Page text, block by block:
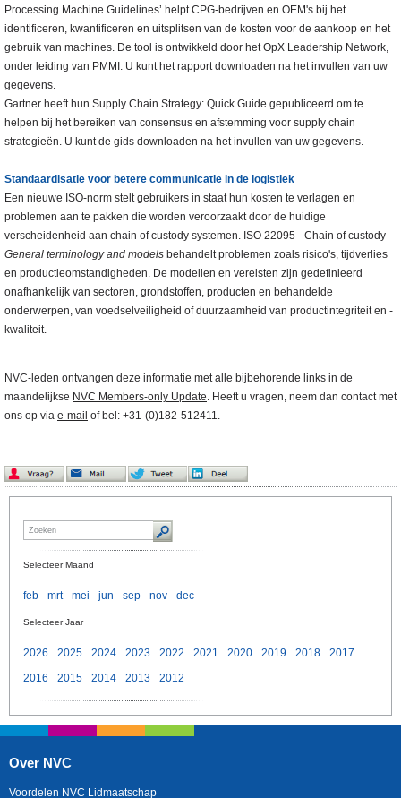
Processing Machine Guidelines’ helpt CPG-bedrijven en OEM's bij het
identificeren, kwantificeren en uitsplitsen van de kosten voor de aankoop en het
gebruik van machines. De tool is ontwikkeld door het OpX Leadership Network,
onder leiding van PMMI. U kunt het rapport downloaden na het invullen van uw
gegevens.
Gartner heeft hun Supply Chain Strategy: Quick Guide gepubliceerd om te
helpen bij het bereiken van consensus en afstemming voor supply chain
strategieën. U kunt de gids downloaden na het invullen van uw gegevens.
Standaardisatie voor betere communicatie in de logistiek
Een nieuwe ISO-norm stelt gebruikers in staat hun kosten te verlagen en
problemen aan te pakken die worden veroorzaakt door de huidige
verscheidenheid aan chain of custody systemen. ISO 22095 - Chain of custody -
General terminology and models behandelt problemen zoals risico's, tijdverlies
en productieomstandigheden. De modellen en vereisten zijn gedefinieerd
onafhankelijk van sectoren, grondstoffen, producten en behandelde
onderwerpen, van voedselveiligheid of duurzaamheid van productintegriteit en -
kwaliteit.
NVC-leden ontvangen deze informatie met alle bijbehorende links in de
maandelijkse NVC Members-only Update. Heeft u vragen, neem dan contact met
ons op via e-mail of bel: +31-(0)182-512411.
Selecteer Maand
feb mrt mei jun sep nov dec
Selecteer Jaar
2026 2025 2024 2023 2022 2021 2020 2019 2018
2017
2016
2015 2014 2013 2012
Over NVC
Voordelen NVC Lidmaatschap